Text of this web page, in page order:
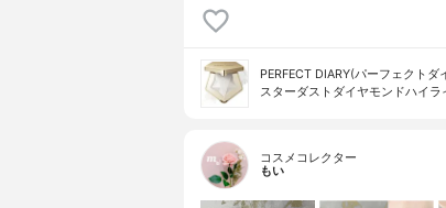
PERFECT DIARY(パーフェクトダ
スターダストダイヤモンドハイラ
コスメコレクター
もい